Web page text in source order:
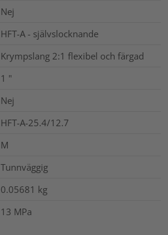
Nej
HFT-A - självslocknande
Krympslang 2:1 flexibel och färgad
1 "
Nej
HFT-A-25.4/12.7
M
Tunnväggig
0.05681 kg
13 MPa